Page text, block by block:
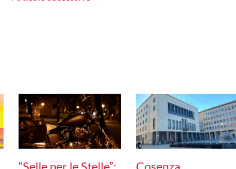
“Selle per le Stelle”:
Cosenza,